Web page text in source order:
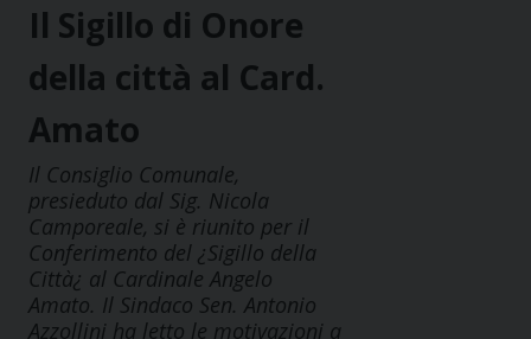
Il Sigillo di Onore
della città al Card.
Amato
Il Consiglio Comunale,
presieduto dal Sig. Nicola
Camporeale, si è riunito per il
Conferimento del ¿Sigillo della
Città¿ al Cardinale Angelo
Amato. Il Sindaco Sen. Antonio
Azzollini ha letto le motivazioni a